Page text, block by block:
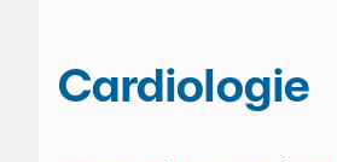
Cardiologie